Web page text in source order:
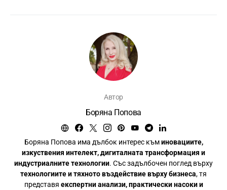
Автор
Боряна Попова
Боряна Попова има дълбок интерес къминовациите,
изкуствения интелект, дигиталната трансформация и
индустриалните технологии. Със задълбочен поглед върху
технологиите и тяхното въздействие върху бизнеса, тя
представя експертни анализи, практически насоки и